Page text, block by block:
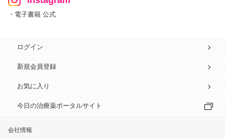
・電子書籍 公式
ログイン
新規会員登録
お気に入り
今日の治療薬ポータルサイト
会社情報